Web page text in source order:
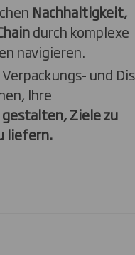
Nachhaltigkeit,
durch komplexe
navigieren.
und
Ihre
Ziele zu
liefern.